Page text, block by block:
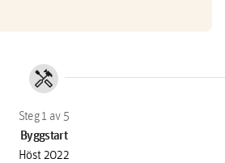
handyman
Byggstart
Höst 2022